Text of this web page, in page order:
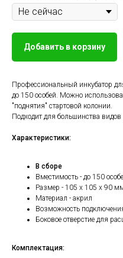
Добавить в корзину
Профессиональный инкубатор
до 150 особей. Можно
"поднятия" стартовой колонии.
Подходит для большинства
Характеристики:
В сборе
Вместимость - до 150
Размер - 105 х 105 х 90
Материал - акрил
Возможность
Боковое отверстие для
Комплектация: